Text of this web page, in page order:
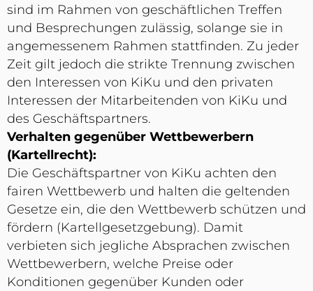
sind im Rahmen von geschäftlichen Treffen
und Besprechungen zulässig, solange sie in
angemessenem Rahmen stattfinden. Zu jeder
Zeit gilt jedoch die strikte Trennung zwischen
den Interessen von KiKu und den privaten
Interessen der Mitarbeitenden von KiKu und
des Geschäftspartners.
Verhalten gegenüber Wettbewerbern
(Kartellrecht):
Die Geschäftspartner von KiKu achten den
fairen Wettbewerb und halten die geltenden
Gesetze ein, die den Wettbewerb schützen und
fördern (Kartellgesetzgebung). Damit
verbieten sich jegliche Absprachen zwischen
Wettbewerbern, welche Preise oder
Konditionen gegenüber Kunden oder